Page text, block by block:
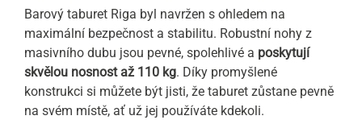
Barový taburet Riga byl navržen s ohledem na
maximální bezpečnost a stabilitu. Robustní nohy z
masivního dubu jsou pevné, spolehlivé a poskytují
skvělou nosnost až 110 kg. Díky promyšlené
konstrukci si můžete být jisti, že taburet zůstane pevně
na svém místě, ať už jej používáte kdekoli.